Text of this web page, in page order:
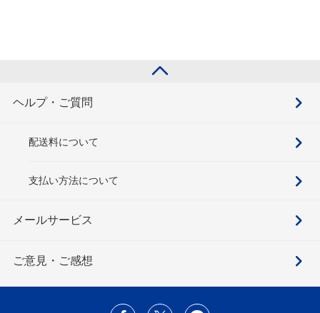
ヘルプ・ご質問
配送料について
支払い方法について
メールサービス
ご意見・ご感想